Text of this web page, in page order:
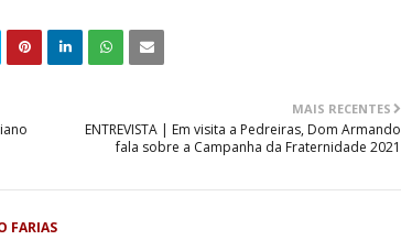
MAIS RECENTES
ENTREVISTA | Em visita a Pedreiras, Dom Armando
fala sobre a Campanha da Fraternidade 2021
FARIAS